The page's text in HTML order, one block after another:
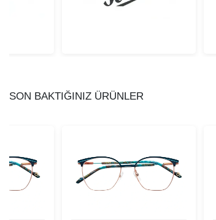
SON BAKTIĞINIZ ÜRÜNLER